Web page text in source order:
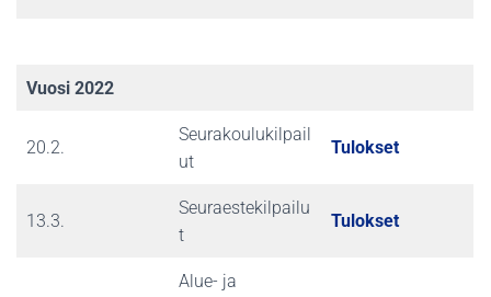
Vuosi 2022
20.2.
Seurakoulukilpail
ut
Tulokset
13.3.
Seuraestekilpailu
t
Tulokset
Alue- ja